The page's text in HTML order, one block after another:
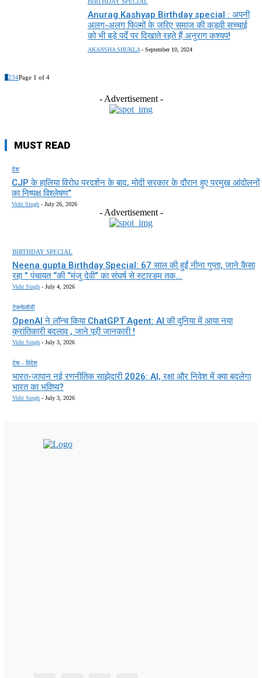
Anurag Kashyap Birthday special : अपनी
अलग-अलग फिल्मों के जरिए समाज की कड़वी सच्चाई
को भी बड़े पर्दे पर दिखाते रहते हैं अनुराग कश्यप!
AKANSHA SHUKLA - September 10, 2024
1234Page 1 of 4
- Advertisement -
MUST READ
देश
CJP के हालिया विरोध प्रदर्शन के बाद, मोदी सरकार के दौरान हुए प्रमुख आंदोलनों
का निष्पक्ष विश्लेषण”
Vidit Singh - July 26, 2026
- Advertisement -
BIRTHDAY SPECIAL
Neena gupta Birthday Special: 67 साल की हुईं नीना गुप्ता, जाने कैसा
रहा ” पंचायत “की “मंजु देवी” का संघर्ष से स्टारडम तक...
Vidit Singh - July 4, 2026
टेक्नोलॉजी
OpenAI ने लॉन्च किया ChatGPT Agent: AI की दुनिया में आया नया
क्रांतिकारी बदलाव , जाने पूरी जानकारी !
Vidit Singh - July 3, 2026
देश - विदेश
भारत-जापान नई रणनीतिक साझेदारी 2026: AI, रक्षा और निवेश में क्या बदलेगा
भारत का भविष्य?
Vidit Singh - July 3, 2026